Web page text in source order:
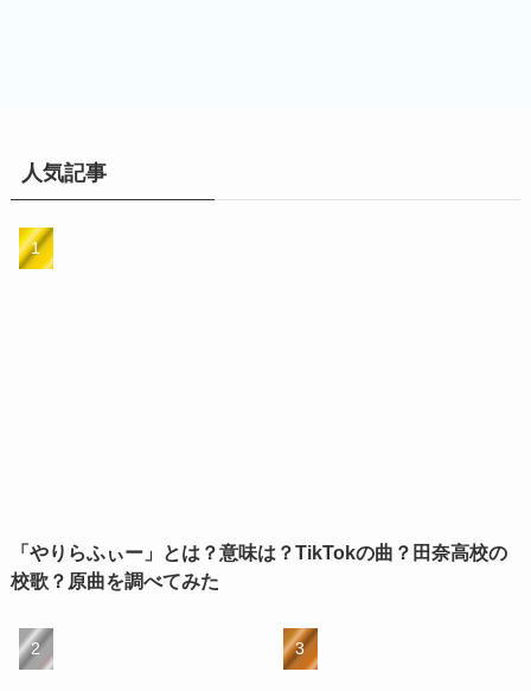
人気記事
「やりらふぃー」とは？意味は？TikTokの曲？田奈高校の
校歌？原曲を調べてみた